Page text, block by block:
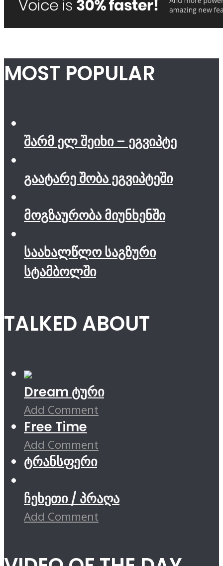
MOST POPULAR
შარმ ელ შეიხი – ეგვიპტე
გაატარე შობა ეგვიპტეში
მოგზაურობა მიუნხენში
საახალწლო საგზური
სტამბოლში
TALKED ABOUT
Dream ტური
Add Comment
Free Time
Add Comment
ტრანსფერი
ჩეხეთი / პრაღა
Add Comment